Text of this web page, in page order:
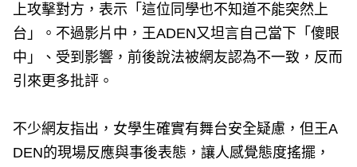
上攻擊對方，表示「這位同學也不知道不能突然上
台」。不過影片中，王ADEN又坦言自己當下「傻眼
中」、受到影響，前後說法被網友認為不一致，反而
引來更多批評。
不少網友指出，女學生確實有舞台安全疑慮，但王A
DEN的現場反應與事後表態，讓人感覺態度搖擺，